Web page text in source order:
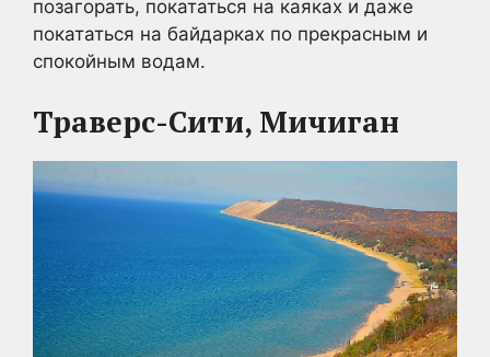
позагорать, покататься на каяках и даже
покататься на байдарках по прекрасным и
спокойным водам.
Траверс-Сити, Мичиган